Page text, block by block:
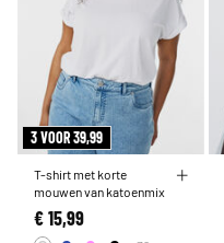
3 VOOR 39,99
T-shirt met korte
mouwen van katoenmix
€ 15,99